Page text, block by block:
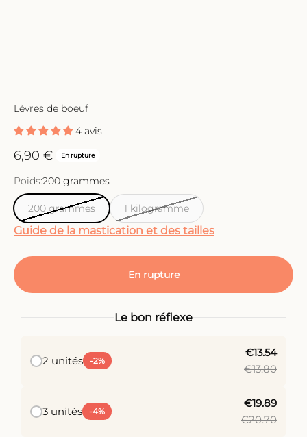
Lèvres de boeuf
4 avis
Prix de vente
6,90 € En rupture
Poids:200 grammes
200 grammes 1 kilogramme
Guide de la mastication et des tailles
En rupture
Le bon réflexe
2 unités -2%
€13.54
€13.80
3 unités -4%
€19.89
€20.70